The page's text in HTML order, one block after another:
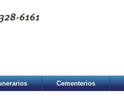
Cementerios